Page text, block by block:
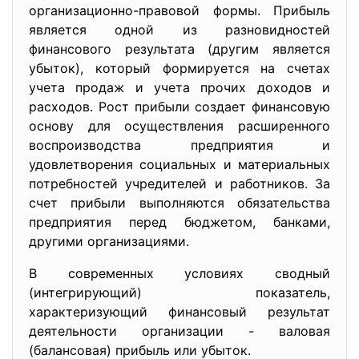
организационно-правовой формы. Прибыль
является одной из разновидностей
финансового результата (другим является
убыток), который формируется на счетах
учета продаж и учета прочих доходов и
расходов. Рост прибыли создает финансовую
основу для осуществления расширенного
воспроизводства предприятия и
удовлетворения социальных и материальных
потребностей учредителей и работников. За
счет прибыли выполняются обязательства
предприятия перед бюджетом, банками,
другими организациями.
В современных условиях сводный
(интегрирующий) показатель,
характеризующий финансовый результат
деятельности организации - валовая
(балансовая) прибыль или убыток.